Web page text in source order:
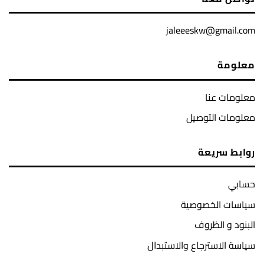
jaleeeskw@gmail.com
معلومة
معلومات عنا
معلومات التوصيل
روابط سريعة
حسابي
سياسات الخصوصية
البنود و الظروف
سياسة الاسترجاع والاستبدال